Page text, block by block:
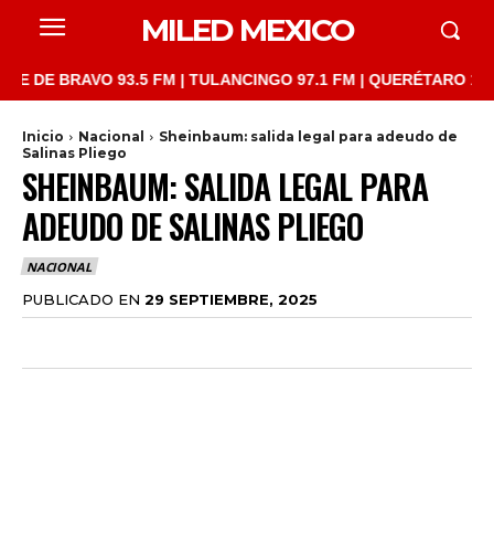
MILED MEXICO
93.5 FM | TULANCINGO 97.1 FM | QUERÉTARO 103.1
Inicio Nacional
Sheinbaum: salida legal para adeudo de
Salinas Pliego
SHEINBAUM: SALIDA LEGAL PARA
ADEUDO DE SALINAS PLIEGO
NACIONAL
PUBLICADO EN 29 SEPTIEMBRE, 2025